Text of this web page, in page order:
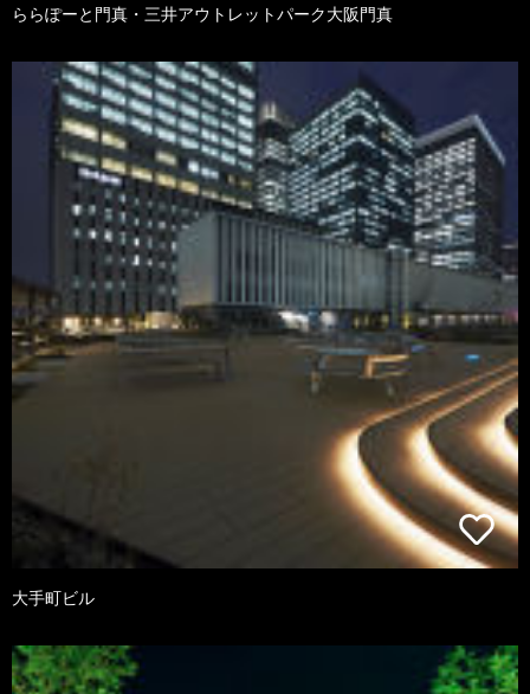
ららぽーと門真・三井アウトレットパーク大阪門真
大手町ビル